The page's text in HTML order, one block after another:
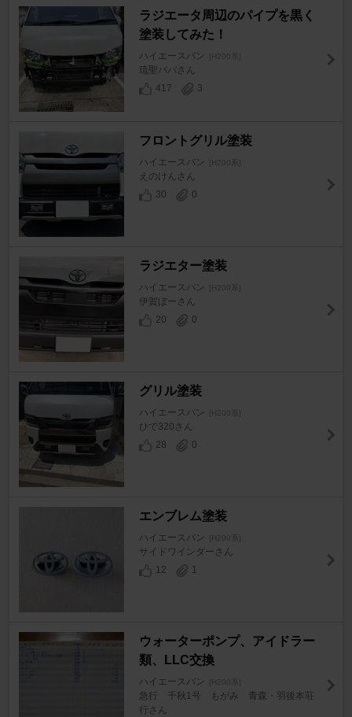
ラジエータ周辺のパイプを黒く
塗装してみた！
ハイエースバン [H200系]
琉聖パパさん
417
3
フロントグリル塗装
ハイエースバン [H200系]
えのけんさん
30
0
ラジエター塗装
ハイエースバン [H200系]
伊賀ぼーさん
20
0
グリル塗装
ハイエースバン [H200系]
ひで320さん
28
0
エンブレム塗装
ハイエースバン [H200系]
サイドワインダーさん
12
1
ウォーターポンプ、アイドラー
類、LLC交換
ハイエースバン [H200系]
急行 千秋1号 もがみ 青森・羽後本荘
行さん